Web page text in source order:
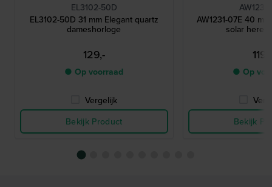
EL3102-50D
EL3102-50D 31 mm Elegant quartz
dameshorloge
129,-
● Op voorraad
Vergelijk
Bekijk Product
AW1231-07E 40
solar
119,-
● Op
Bekijk